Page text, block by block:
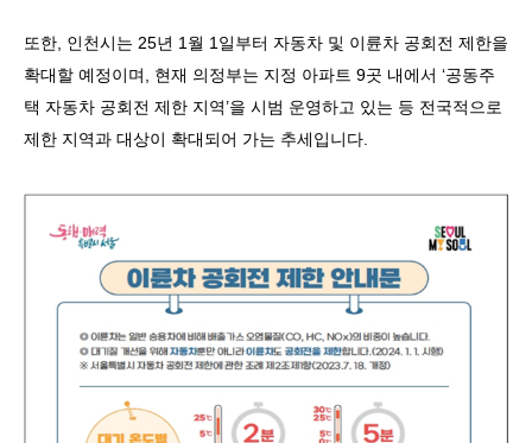
또한 인천시는 25년 1 월 1 일부터 자동차 및 이륜차 공회전 제한을
확대할 예정이며
현재 의정부는 지정 아파트 9곳 내에서 ‘공동주
택 자동차 공회전 제한 지역’을 시범 운영하고 있는 등 전국적으로
제한 지역과 대상이 확대되어 가는 추세입니다